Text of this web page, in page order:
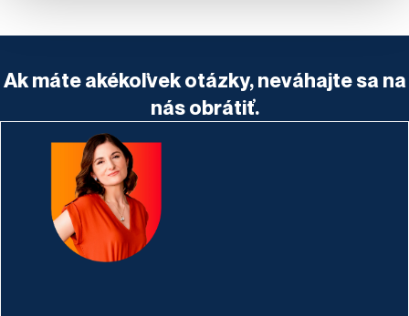
Ak máte akékoľvek otázky, neváhajte sa na
nás obrátiť.